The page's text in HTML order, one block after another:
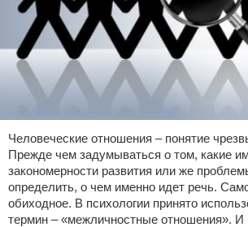
Человеческие отношения – понятие
Прежде чем задумываться о том, какие
закономерности развития или же
определить, о чем именно идет речь.
обиходное. В психологии принято
термин – «межличностные отношения». И